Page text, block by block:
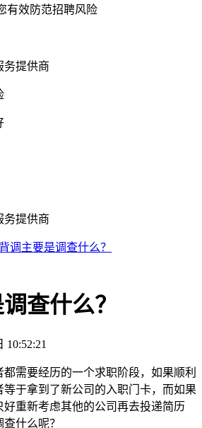
有效防范招聘风险
务提供商
务提供商
背调主要是调查什么？
查什么？
10:52:21
需要经历的一个求职阶段，如果顺利
于拿到了新公司的入职门卡，而如果
重新考虑其他的公司再去投递简历
什么呢？